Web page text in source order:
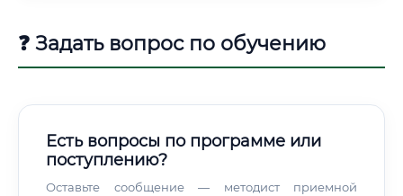
❓ Задать вопрос по обучению
Есть вопросы по программе или
поступлению?
Оставьте сообщение — методист приемной